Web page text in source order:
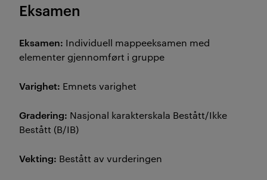
Eksamen
Eksamen: Individuell mappeeksamen med
elementer gjennomført i gruppe
Varighet: Emnets varighet
Gradering: Nasjonal karakterskala Bestått/Ikke
Bestått (B/IB)
Vekting: Bestått av vurderingen